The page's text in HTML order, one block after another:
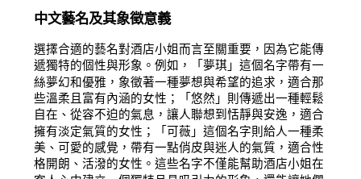
中文藝名及其象徵意義
選擇合適的藝名對酒店小姐而言至關重要，因為它能傳
遞獨特的個性與形象。例如，「夢琪」這個名字帶有一
絲夢幻和優雅，象徵著一種夢想與希望的追求，適合那
些溫柔且富有內涵的女性；「悠然」則傳遞出一種輕鬆
自在、從容不迫的氣息，讓人聯想到恬靜與安逸，適合
擁有淡定氣質的女性；「可薇」這個名字則給人一種柔
美、可愛的感覺，帶有一點俏皮與迷人的氣質，適合性
格開朗、活潑的女性。這些名字不僅能幫助酒店小姐在